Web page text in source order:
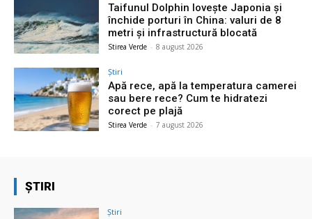
Taifunul Dolphin lovește Japonia și
închide porturi în China: valuri de 8
metri și infrastructură blocată
Stirea Verde - 8 august 2026
Știri
Apă rece, apă la temperatura camerei
sau bere rece? Cum te hidratezi
corect pe plajă
Stirea Verde - 7 august 2026
ȘTIRI
Știri